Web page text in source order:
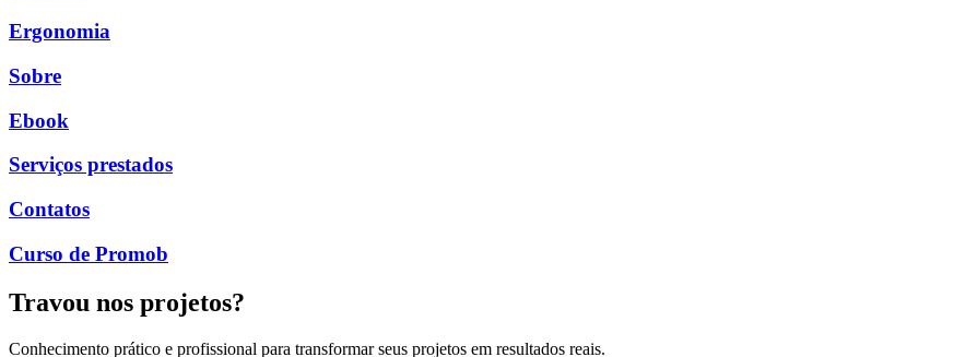
Ergonomia
Sobre
Ebook
Serviços prestados
Contatos
Curso de Promob
Travou nos projetos?
Conhecimento prático e profissional para transformar seus projetos em resultados reais.